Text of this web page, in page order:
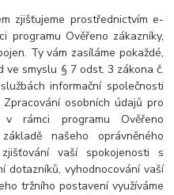
zjišťujeme prostřednictvím e-
programu Ověřeno zákazníky,
Ty vám zasíláme pokaždé,
ve smyslu § 7 odst. 3 zákona č.
informační společnosti
osobních údajů pro
rámci programu Ověřeno
našeho oprávněného
vaší spokojenosti s
dotazníků, vyhodnocování vaší
tržního postavení využíváme